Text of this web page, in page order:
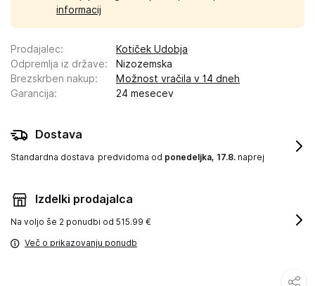
informacij
Prodajalec:
Kotiček Udobja
Odpremlja iz države:
Nizozemska
Brezskrben nakup:
Možnost vračila v 14 dneh
Garancija: 24 mesecev
Dostava
Standardna dostava predvidoma od ponedeljka, 17.8. naprej
Izdelki prodajalca
Na voljo še 2 ponudbi od 515.99 €
Več o prikazovanju ponudb